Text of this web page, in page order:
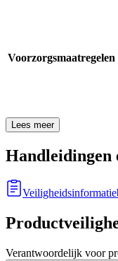
Voorzorgsmaatregelen
Lees meer
Handleidingen
Verantwoordelijk voor